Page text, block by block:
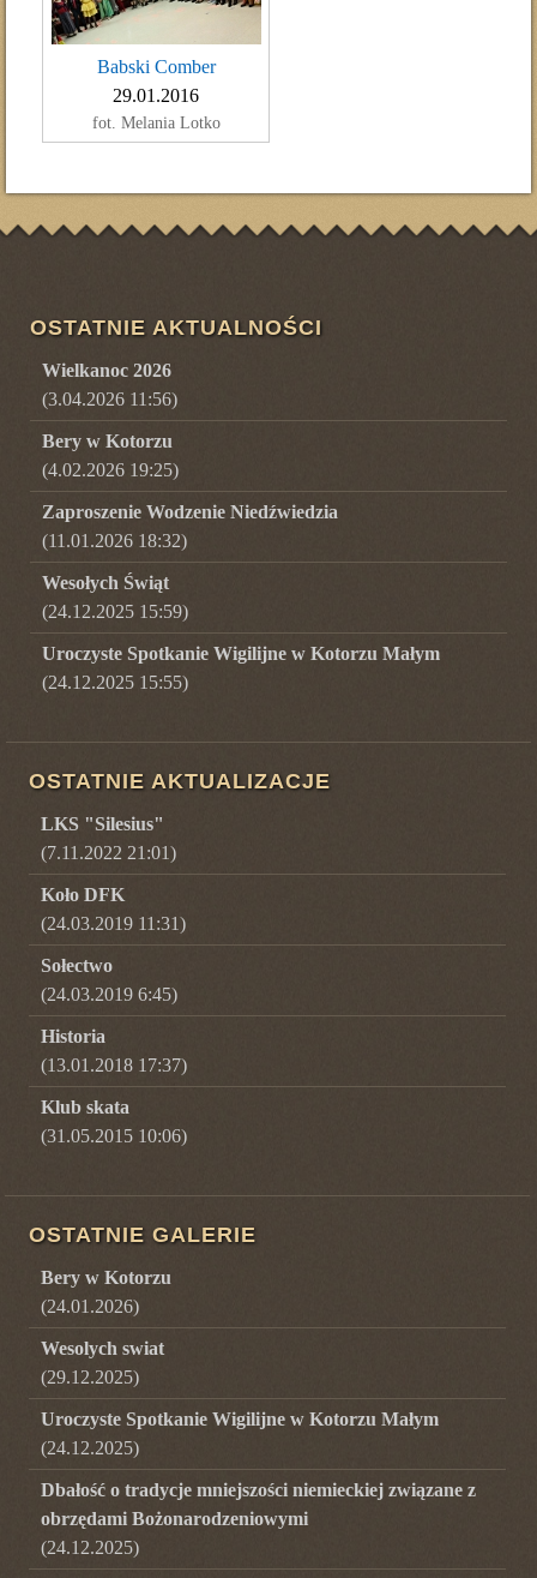
Babski Comber
29.01.2016
fot. Melania Lotko
OSTATNIE AKTUALNOŚCI
Wielkanoc 2026
(3.04.2026 11:56)
Bery w Kotorzu
(4.02.2026 19:25)
Zaproszenie Wodzenie Niedźwiedzia
(11.01.2026 18:32)
Wesołych Świąt
(24.12.2025 15:59)
Uroczyste Spotkanie Wigilijne w Kotorzu Małym
(24.12.2025 15:55)
OSTATNIE AKTUALIZACJE
LKS "Silesius"
(7.11.2022 21:01)
Koło DFK
(24.03.2019 11:31)
Sołectwo
(24.03.2019 6:45)
Historia
(13.01.2018 17:37)
Klub skata
(31.05.2015 10:06)
OSTATNIE GALERIE
Bery w Kotorzu
(24.01.2026)
Wesolych swiat
(29.12.2025)
Uroczyste Spotkanie Wigilijne w Kotorzu Małym
(24.12.2025)
Dbałość o tradycje mniejszości niemieckiej związane z
obrzędami Bożonarodzeniowymi
(24.12.2025)